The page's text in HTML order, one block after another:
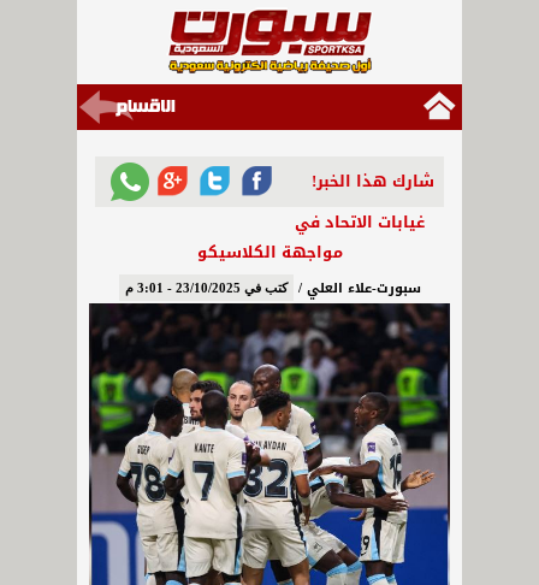
شارك هذا الخبر!
غيابات الاتحاد في
مواجهة الكلاسيكو
سبورت-علاء العلي / كتب في 23/10/2025 - 3:01 م